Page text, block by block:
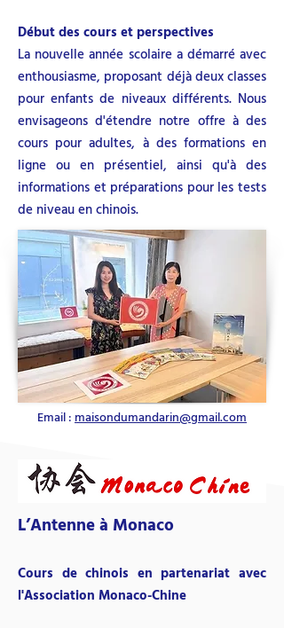
Début des cours et perspectives
La nouvelle année scolaire a démarré avec
enthousiasme, proposant déjà deux classes
pour enfants de niveaux différents. Nous
envisageons d'étendre notre offre à des
cours pour adultes, à des formations en
ligne ou en présentiel, ainsi qu'à des
informations et préparations pour les tests
de niveau en chinois.
Email :maisondumandarin@gmail.com
L’Antenne à Monaco
Cours de chinois en partenariat avec
l'Association Monaco-Chine